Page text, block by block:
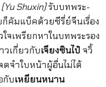
Shuxin)รับบทพระ-
ก็คัมแบ็คด้วยซีรี่ย์จีนเรื่อง
จเพรียกหาในบทพระรอง
วเกี่ยวกับเจียงซินไป๋ จวิ้
จำใบหน้าผู้อื่นไม่ได้
กับเหยียนหนาน